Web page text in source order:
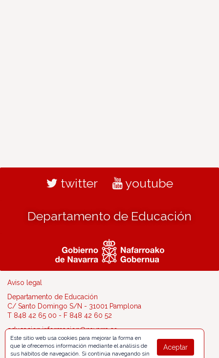
twitter youtube
Departamento de Educación
Aviso legal
Departamento de Educación
C/ Santo Domingo S/N - 31001 Pamplona
T 848 42 65 00 - F 848 42 60 52
educacion.informacion@navarra.es
Aceptar
Este sitio web usa cookies para mejorar la forma en
que le ofrecemos información mediante el análisis de
sus hábitos de navegación. Si continúa navegando sin